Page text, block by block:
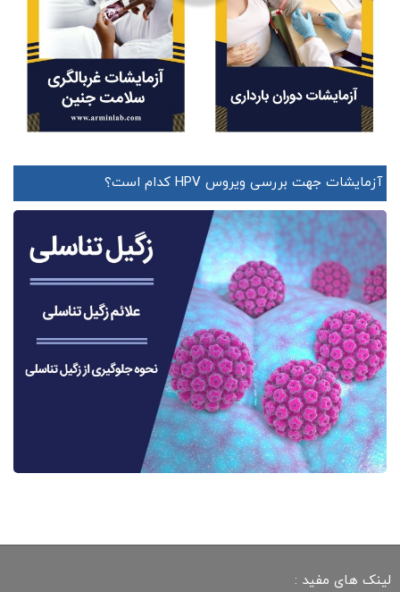
آزمایشات جهت بررسی ویروس HPV کدام است؟
لینک های مفید :